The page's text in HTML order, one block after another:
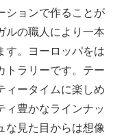
ションで作ることが
ルの職人により一本
す。ヨーロッパをは
トラリーです。テー
ィータイムに楽しめ
ィ豊かなラインナッ
な見た目からは想像